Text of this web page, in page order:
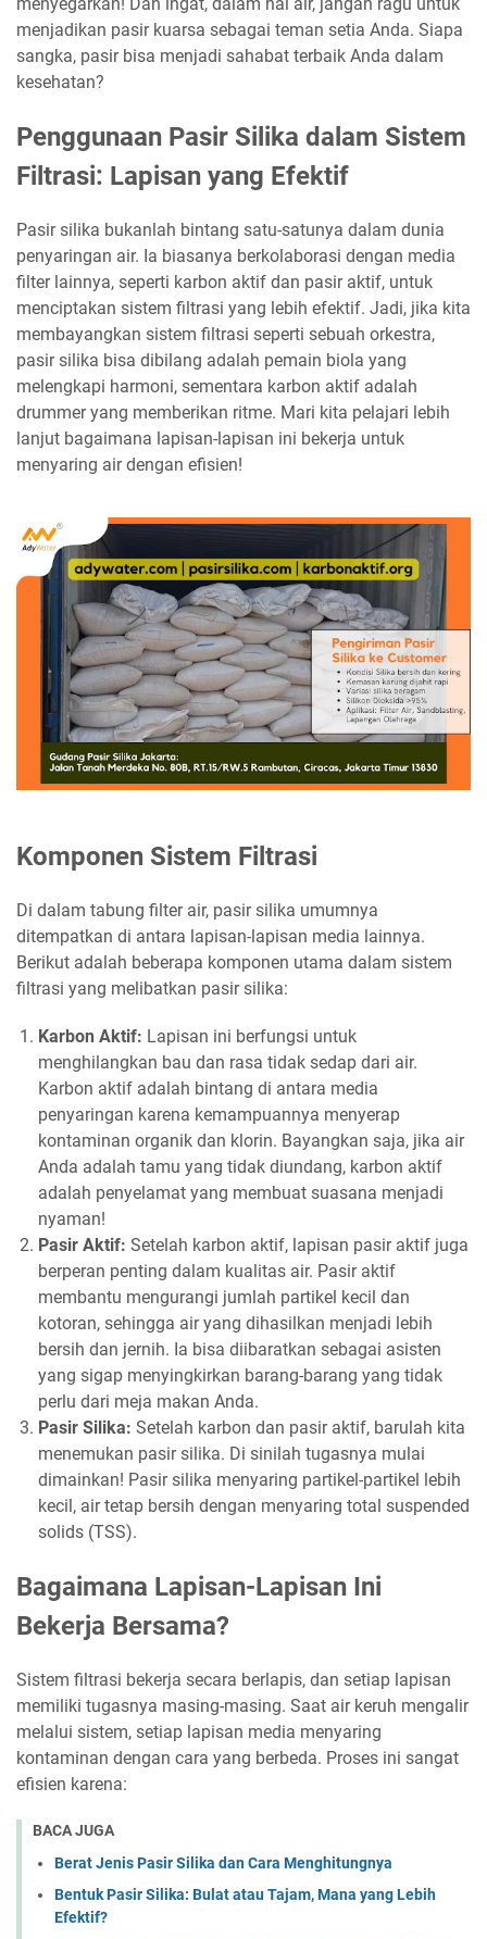
menjadikan pasir kuarsa sebagai teman setia Anda. Siapa
sangka, pasir bisa menjadi sahabat terbaik Anda dalam
kesehatan?
Penggunaan Pasir Silika dalam Sistem
Filtrasi: Lapisan yang Efektif
Pasir silika bukanlah bintang satu-satunya dalam dunia
penyaringan air. Ia biasanya berkolaborasi dengan media
filter lainnya, seperti karbon aktif dan pasir aktif, untuk
menciptakan sistem filtrasi yang lebih efektif. Jadi, jika kita
membayangkan sistem filtrasi seperti sebuah orkestra,
pasir silika bisa dibilang adalah pemain biola yang
melengkapi harmoni, sementara karbon aktif adalah
drummer yang memberikan ritme. Mari kita pelajari lebih
lanjut bagaimana lapisan-lapisan ini bekerja untuk
menyaring air dengan efisien!
Komponen Sistem Filtrasi
Di dalam tabung filter air, pasir silika umumnya
ditempatkan di antara lapisan-lapisan media lainnya.
Berikut adalah beberapa komponen utama dalam sistem
filtrasi yang melibatkan pasir silika:
Karbon Aktif: Lapisan ini berfungsi untuk
menghilangkan bau dan rasa tidak sedap dari air.
Karbon aktif adalah bintang di antara media
penyaringan karena kemampuannya menyerap
kontaminan organik dan klorin. Bayangkan saja, jika air
Anda adalah tamu yang tidak diundang, karbon aktif
adalah penyelamat yang membuat suasana menjadi
nyaman!
Pasir Aktif: Setelah karbon aktif, lapisan pasir aktif juga
berperan penting dalam kualitas air. Pasir aktif
membantu mengurangi jumlah partikel kecil dan
kotoran, sehingga air yang dihasilkan menjadi lebih
bersih dan jernih. Ia bisa diibaratkan sebagai asisten
yang sigap menyingkirkan barang-barang yang tidak
perlu dari meja makan Anda.
Pasir Silika: Setelah karbon dan pasir aktif, barulah kita
menemukan pasir silika. Di sinilah tugasnya mulai
dimainkan! Pasir silika menyaring partikel-partikel lebih
kecil, air tetap bersih dengan menyaring total suspended
solids (TSS).
Bagaimana Lapisan-Lapisan Ini
Bekerja Bersama?
Sistem filtrasi bekerja secara berlapis, dan setiap lapisan
memiliki tugasnya masing-masing. Saat air keruh mengalir
melalui sistem, setiap lapisan media menyaring
kontaminan dengan cara yang berbeda. Proses ini sangat
efisien karena:
BACA JUGA
Berat Jenis Pasir Silika dan Cara Menghitungnya
Bentuk Pasir Silika: Bulat atau Tajam, Mana yang Lebih
Efektif?